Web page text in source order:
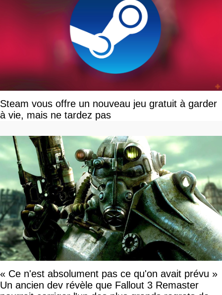
Steam vous offre un nouveau jeu gratuit à garder
à vie, mais ne tardez pas
« Ce n'est absolument pas ce qu'on avait prévu »
Un ancien dev révèle que Fallout 3 Remaster